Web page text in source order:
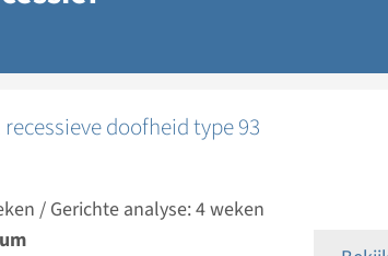
doofheid type 93
/ Gerichte analyse: 4 weken